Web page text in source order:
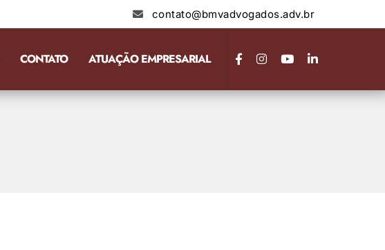
contato@bmvadvogados.adv.br
CONTATO ATUAÇÃO EMPRESARIAL